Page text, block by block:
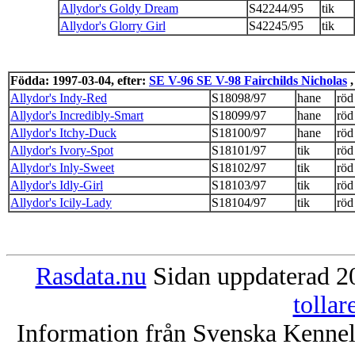
Allydor's Goldy Dream
S42244/95
tik
Allydor's Glorry Girl
S42245/95 tik
Födda: 1997-03-04, efter: SE V-96 SE V-98 Fairchilds Nicholas
Allydor's Indy-Red
S18098/97 hane
Allydor's Incredibly-Smart
S18099/97 hane
Allydor's Itchy-Duck
S18100/97 hane
Allydor's Ivory-Spot
S18101/97 tik
Allydor's Inly-Sweet
S18102/97 tik
Allydor's Idly-Girl
S18103/97 tik
Allydor's Icily-Lady
S18104/97 tik
Rasdata.nu Sidan uppdaterad
Information från Svenska